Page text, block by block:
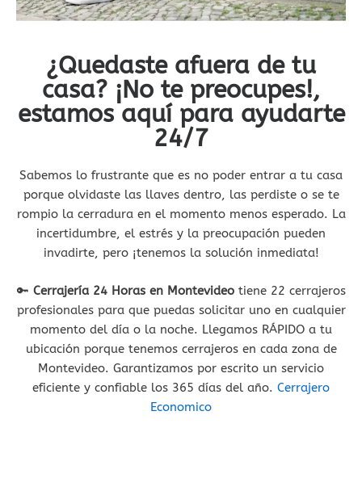
¿Quedaste afuera de tu
casa? ¡No te preocupes!,
estamos aquí para ayudarte
24/7
Sabemos lo frustrante que es no poder entrar a tu casa
porque olvidaste las llaves dentro, las perdiste o se te
rompio la cerradura en el momento menos esperado. La
incertidumbre, el estrés y la preocupación pueden
invadirte, pero ¡tenemos la solución inmediata!
🔑 Cerrajería 24 Horas en Montevideotiene 22 cerrajeros
profesionales para que puedas solicitar uno en cualquier
momento del día o la noche. Llegamos RÁPIDO a tu
ubicación porque tenemos cerrajeros en cada zona de
Montevideo. Garantizamos por escrito un servicio
eficiente y confiable los 365 días del año. Cerrajero
Economico